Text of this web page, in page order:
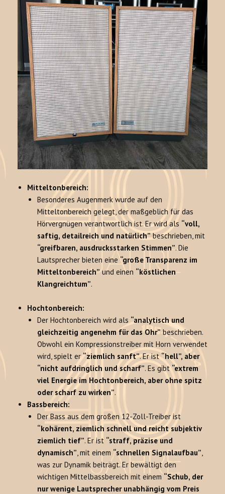
Mitteltonbereich:
Besonderes Augenmerk wurde auf den
Mitteltonbereich gelegt, der maßgeblich für das
Hörvergnügen verantwortlich ist. Er wird als “voll,
saftig, detailreich und natürlich”beschrieben, mit
“greifbaren, ausdrucksstarken Stimmen”. Die
Lautsprecher bieten eine “große Transparenz im
Mitteltonbereich”und einen “köstlichen
Klangreichtum”.
Hochtonbereich:
Der Hochtonbereich wird als “analytisch und
gleichzeitig angenehm für das Ohr”beschrieben.
Obwohl ein Kompressionstreiber mit Horn verwendet
wird, spielt er“ziemlich sanft”. Er ist“hell”, aber
“nicht aufdringlich und scharf”. Es gibt“extrem
viel Energie im Hochtonbereich, aber ohne spitz
oder scharf zu wirken”.
Bassbereich:
Der Bass aus dem großen 12-Zoll-Treiber ist
“kohärent, ziemlich schnell und reicht subjektiv
ziemlich tief”. Er ist “straff, präzise und
dynamisch”, mit einem “schnellen Signalaufbau”,
was zur Dynamik beiträgt. Er bewältigt den
wichtigen Mittelbassbereich mit einem“Schub, der
nur wenige Lautsprecher unabhängig vom Preis